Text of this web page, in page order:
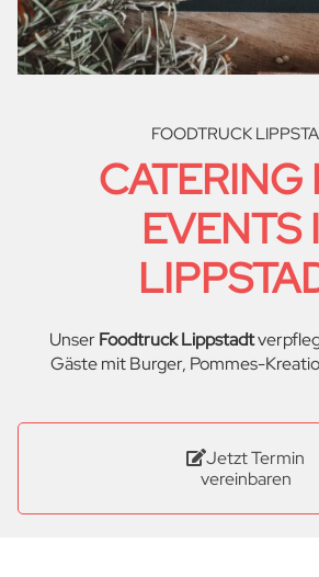
FOODTRUCK
CATERING
EVENTS
UnserFoodtruck Lippstadt
Gäste mit Burger, Pommes-
Jetzt Termin
vereinbaren